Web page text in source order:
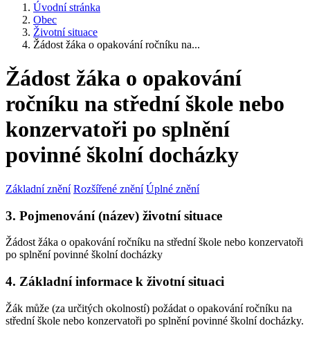
Úvodní stránka
Obec
Životní situace
Žádost žáka o opakování ročníku na...
Žádost žáka o opakování
ročníku na střední škole nebo
konzervatoři po splnění
povinné školní docházky
Základní znění Rozšířené znění Úplné znění
3. Pojmenování (název) životní situace
Žádost žáka o opakování ročníku na střední škole nebo konzervatoři
po splnění povinné školní docházky
4. Základní informace k životní situaci
Žák může (za určitých okolností) požádat o opakování ročníku na
střední škole nebo konzervatoři po splnění povinné školní docházky.